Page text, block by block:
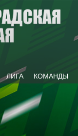
ЛИГА КОМАНДЫ